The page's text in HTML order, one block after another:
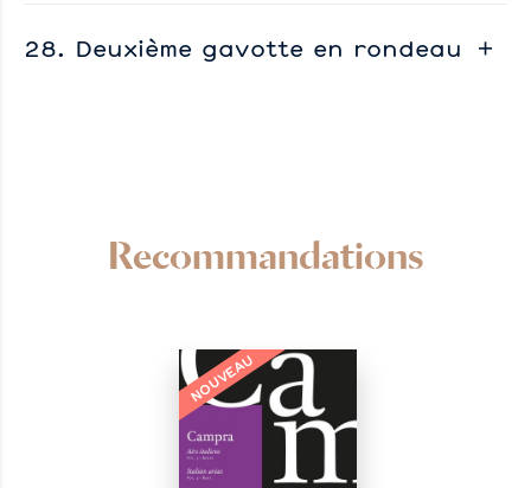
28. Deuxième gavotte en rondeau
Recommandations
NOUVEAU